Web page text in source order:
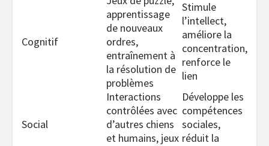
Cognitif
apprentissage
de nouveaux
ordres,
entraînement à
la résolution de
problèmes
Stimule
l’intellect,
améliore la
concentration,
renforce le
lien
Social
Interactions
contrôlées avec
d’autres chiens
et humains, jeux
Développe les
compétences
sociales,
réduit la